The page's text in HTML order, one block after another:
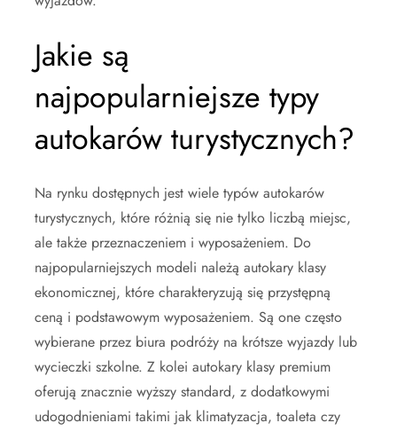
Jakie są
najpopularniejsze typy
autokarów turystycznych?
Na rynku dostępnych jest wiele typów autokarów
turystycznych, które różnią się nie tylko liczbą miejsc,
ale także przeznaczeniem i wyposażeniem. Do
najpopularniejszych modeli należą autokary klasy
ekonomicznej, które charakteryzują się przystępną
ceną i podstawowym wyposażeniem. Są one często
wybierane przez biura podróży na krótsze wyjazdy lub
wycieczki szkolne. Z kolei autokary klasy premium
oferują znacznie wyższy standard, z dodatkowymi
udogodnieniami takimi jak klimatyzacja, toaleta czy